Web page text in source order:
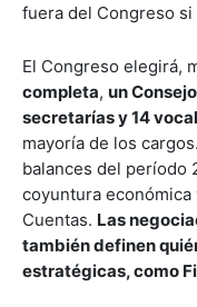
fuera del Congreso
El Congreso elegirá,
completa, un
secretarías y 14
mayoría de los
balances del período
coyuntura económica
Cuentas. Las
también definen
estratégicas, como